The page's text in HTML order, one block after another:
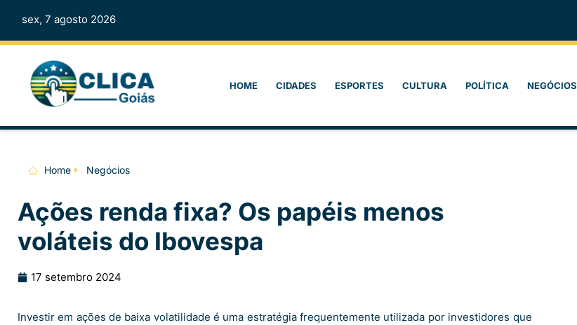
sex, 7 agosto 2026
HOME CIDADES ESPORTES CULTURA POLÍTICA NEGÓCIOS
Home Negócios
Ações renda fixa? Os papéis menos
voláteis do Ibovespa
17 setembro 2024
Investir em ações de baixa volatilidade é uma estratégia frequentemente utilizada por investidores que